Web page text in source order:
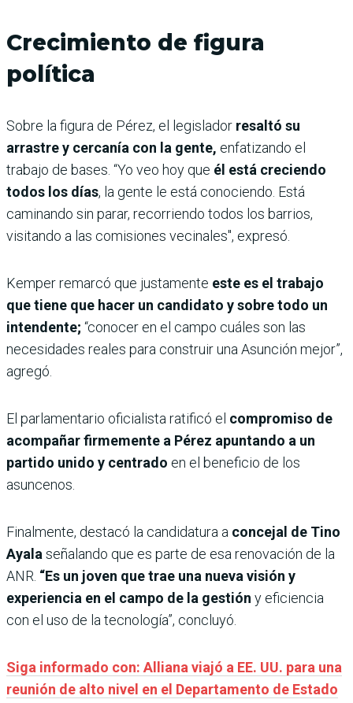
Crecimiento de figura
política
Sobre la figura de Pérez, el legislador resaltó su
arrastre y cercanía con la gente, enfatizando el
trabajo de bases. “Yo veo hoy que él está creciendo
todos los días, la gente le está conociendo. Está
caminando sin parar, recorriendo todos los barrios,
visitando a las comisiones vecinales", expresó.
Kemper remarcó que justamente este es el trabajo
que tiene que hacer un candidato y sobre todo un
intendente; “conocer en el campo cuáles son las
necesidades reales para construir una Asunción mejor”,
agregó.
El parlamentario oficialista ratificó el compromiso de
acompañar firmemente a Pérez apuntando a un
partido unido y centrado en el beneficio de los
asuncenos.
Finalmente, destacó la candidatura a concejal de Tino
Ayalaseñalando que es parte de esa renovación de la
ANR. “Es un joven que trae una nueva visión y
experiencia en el campo de la gestión y eficiencia
con el uso de la tecnología”, concluyó.
Siga informado con: Alliana viajó a EE. UU. para una
reunión de alto nivel en el Departamento de Estado